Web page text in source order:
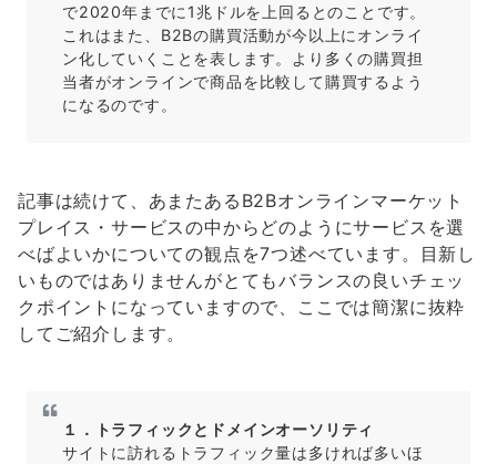
で2020年までに1兆ドルを上回るとのことです。
これはまた、B2Bの購買活動が今以上にオンライ
ン化していくことを表します。より多くの購買担
当者がオンラインで商品を比較して購買するよう
になるのです。
記事は続けて、あまたあるB2Bオンラインマーケット
プレイス・サービスの中からどのようにサービスを選
べばよいかについての観点を7つ述べています。目新し
いものではありませんがとてもバランスの良いチェッ
クポイントになっていますので、ここでは簡潔に抜粋
してご紹介します。
１．トラフィックとドメインオーソリティ
サイトに訪れるトラフィック量は多ければ多いほ